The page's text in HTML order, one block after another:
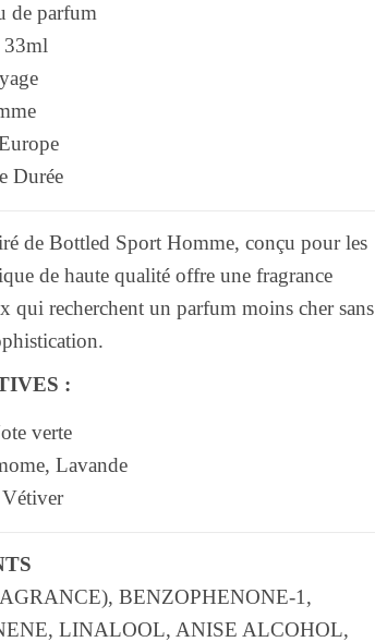
de parfum
33ml
Durée
de Bottled Sport Homme, conçu pour les
de haute qualité offre une fragrance
qui recherchent un parfum moins cher sans
:
verte
Lavande
BENZOPHENONE-1,
LINALOOL, ANISE ALCOHOL,